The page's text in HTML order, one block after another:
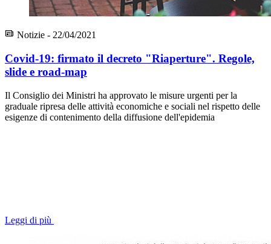
Notizie - 22/04/2021
Covid-19: firmato il decreto "Riaperture". Regole,
slide e road-map
Il Consiglio dei Ministri ha approvato le misure urgenti per la
graduale ripresa delle attività economiche e sociali nel rispetto delle
esigenze di contenimento della diffusione dell'epidemia
Leggi di più